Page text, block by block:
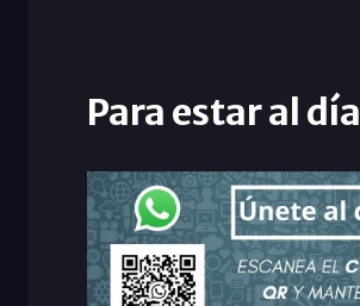
Para estar al día